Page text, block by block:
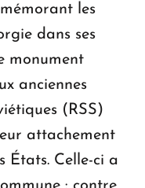
les
dans ses
monument
anciennes
(RSS)
attachement
États. Celle-ci a